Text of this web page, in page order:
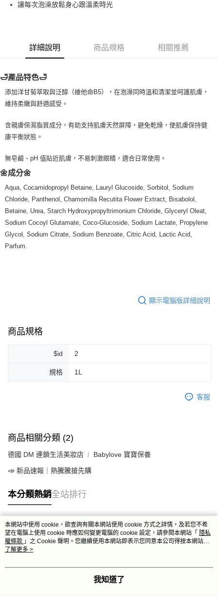
ATM付款
運送方式
全家取貨付款
每筆NT$80，滿NT$999(含以上)免運費
全家純取貨 (先付款
每筆NT$80，滿NT$999(含以上)免運費
7-11純取貨 (先付款
每筆NT$80，滿NT$999(含以上)免運費
宅配
每筆NT$100，滿NT$999(含以上)免運費
離島宅配（澎湖、金門、馬祖、小琉球）
讓每次泡澡放鬆身心跟溫柔時光
詳細說明 商品規格 相關推薦
🛁產品特色🛁
添加洋甘菊萃取與泛醇（維他命B5），在泡澡同時溫和清潔並呵護肌膚，
維持柔嫩與舒適感受。
含親膚保濕脂質成分，有助支持肌膚天然屏障，避免乾燥，使肌膚保持健
康平衡狀態。
無皂鹼、pH 值貼近肌膚，不易刺激眼睛，適合日常使用。
🌼成分🌼
Aqua, Cocamidopropyl Betaine, Lauryl Glucoside, Sorbitol, Sodium
Chloride, Panthenol, Chamomilla Recutita Flower Extract, Bisabolol,
Betaine, Urea, Starch Hydroxypropyltrimonium Chloride, Glyceryl Oleat,
Sodium Cocoyl Glutamate, Coco-Glucoside, Sodium Lactate, Propylene
Glycol, Sodium Citrate, Sodium Benzoate, Citric Acid, Lactic Acid,
Parfum.
顯示電腦版詳細說明
商品規格
$id 2
規格 1L
客服
商品相關分類 (2)
德國 DM 連鎖生活美妝店 Babylove 寶寶保養
📣 新品速報｜熱騰騰搶先購
本分類熱銷全站排行
熱門標籤
本網站中使用 cookie，欲查詢有關本網站使用 cookie 方式之詳情，及若您不希
望在電腦上使用 cookie 時應如何變更電腦的 cookie 設定，請參閱本網站「 隱私
權條款 」之 Cookie 聲明。您繼續使用本網站即表示您同意本公司得按本網站使
用條款之 Cookie 聲明使用 cookie。
了解更多 >
我知道了